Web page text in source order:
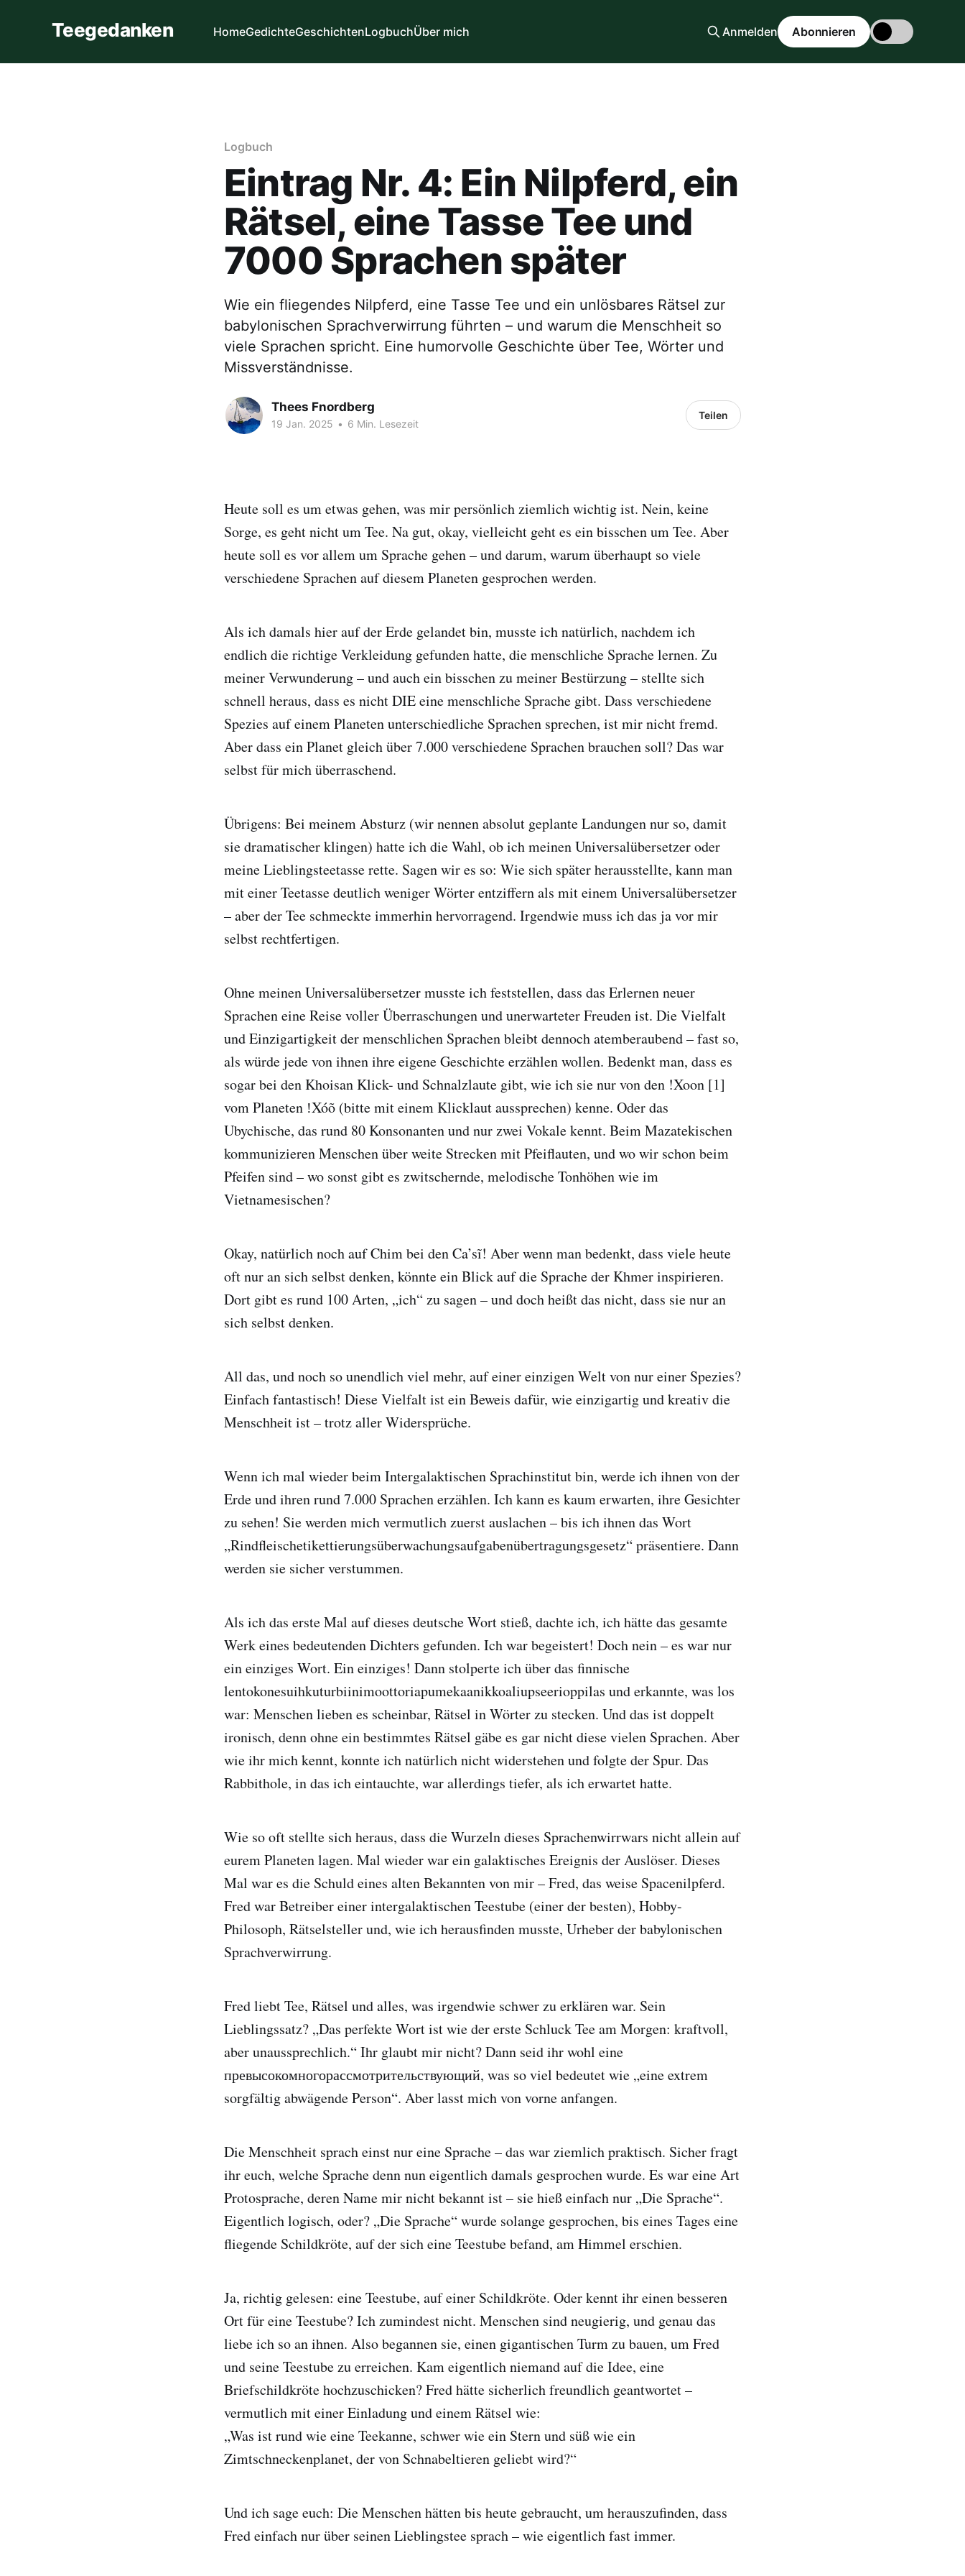
Teegedanken HomeGedichteGeschichtenLogbuchÜber mich Anmelden Abonnieren
Logbuch
Eintrag Nr. 4: Ein Nilpferd, ein
Rätsel, eine Tasse Tee und
7000 Sprachen später
Wie ein fliegendes Nilpferd, eine Tasse Tee und ein unlösbares Rätsel zur
babylonischen Sprachverwirrung führten – und warum die Menschheit so
viele Sprachen spricht. Eine humorvolle Geschichte über Tee, Wörter und
Missverständnisse.
Thees Fnordberg
19 Jan. 2025 • 6 Min. Lesezeit
Teilen
Heute soll es um etwas gehen, was mir persönlich ziemlich wichtig ist. Nein, keine
Sorge, es geht nicht um Tee. Na gut, okay, vielleicht geht es ein bisschen um Tee. Aber
heute soll es vor allem um Sprache gehen – und darum, warum überhaupt so viele
verschiedene Sprachen auf diesem Planeten gesprochen werden.
Als ich damals hier auf der Erde gelandet bin, musste ich natürlich, nachdem ich
endlich die richtige Verkleidung gefunden hatte, die menschliche Sprache lernen. Zu
meiner Verwunderung – und auch ein bisschen zu meiner Bestürzung – stellte sich
schnell heraus, dass es nicht DIE eine menschliche Sprache gibt. Dass verschiedene
Spezies auf einem Planeten unterschiedliche Sprachen sprechen, ist mir nicht fremd.
Aber dass ein Planet gleich über 7.000 verschiedene Sprachen brauchen soll? Das war
selbst für mich überraschend.
Übrigens: Bei meinem Absturz (wir nennen absolut geplante Landungen nur so, damit
sie dramatischer klingen) hatte ich die Wahl, ob ich meinen Universalübersetzer oder
meine Lieblingsteetasse rette. Sagen wir es so: Wie sich später herausstellte, kann man
mit einer Teetasse deutlich weniger Wörter entziffern als mit einem Universalübersetzer
– aber der Tee schmeckte immerhin hervorragend. Irgendwie muss ich das ja vor mir
selbst rechtfertigen.
Ohne meinen Universalübersetzer musste ich feststellen, dass das Erlernen neuer
Sprachen eine Reise voller Überraschungen und unerwarteter Freuden ist. Die Vielfalt
und Einzigartigkeit der menschlichen Sprachen bleibt dennoch atemberaubend – fast so,
als würde jede von ihnen ihre eigene Geschichte erzählen wollen. Bedenkt man, dass es
sogar bei den Khoisan Klick- und Schnalzlaute gibt, wie ich sie nur von den !Xoon [1]
vom Planeten ǃXóõ (bitte mit einem Klicklaut aussprechen) kenne. Oder das
Ubychische, das rund 80 Konsonanten und nur zwei Vokale kennt. Beim Mazatekischen
kommunizieren Menschen über weite Strecken mit Pfeiflauten, und wo wir schon beim
Pfeifen sind – wo sonst gibt es zwitschernde, melodische Tonhöhen wie im
Vietnamesischen?
Okay, natürlich noch auf Chim bei den Ca’sĩ! Aber wenn man bedenkt, dass viele heute
oft nur an sich selbst denken, könnte ein Blick auf die Sprache der Khmer inspirieren.
Dort gibt es rund 100 Arten, „ich“ zu sagen – und doch heißt das nicht, dass sie nur an
sich selbst denken.
All das, und noch so unendlich viel mehr, auf einer einzigen Welt von nur einer Spezies?
Einfach fantastisch! Diese Vielfalt ist ein Beweis dafür, wie einzigartig und kreativ die
Menschheit ist – trotz aller Widersprüche.
Wenn ich mal wieder beim Intergalaktischen Sprachinstitut bin, werde ich ihnen von der
Erde und ihren rund 7.000 Sprachen erzählen. Ich kann es kaum erwarten, ihre Gesichter
zu sehen! Sie werden mich vermutlich zuerst auslachen – bis ich ihnen das Wort
„Rindfleischetikettierungsüberwachungsaufgabenübertragungsgesetz“ präsentiere. Dann
werden sie sicher verstummen.
Als ich das erste Mal auf dieses deutsche Wort stieß, dachte ich, ich hätte das gesamte
Werk eines bedeutenden Dichters gefunden. Ich war begeistert! Doch nein – es war nur
ein einziges Wort. Ein einziges! Dann stolperte ich über das finnische
lentokonesuihkuturbiinimoottoriapumekaanikkoaliupseerioppilas und erkannte, was los
war: Menschen lieben es scheinbar, Rätsel in Wörter zu stecken. Und das ist doppelt
ironisch, denn ohne ein bestimmtes Rätsel gäbe es gar nicht diese vielen Sprachen. Aber
wie ihr mich kennt, konnte ich natürlich nicht widerstehen und folgte der Spur. Das
Rabbithole, in das ich eintauchte, war allerdings tiefer, als ich erwartet hatte.
Wie so oft stellte sich heraus, dass die Wurzeln dieses Sprachenwirrwars nicht allein auf
eurem Planeten lagen. Mal wieder war ein galaktisches Ereignis der Auslöser. Dieses
Mal war es die Schuld eines alten Bekannten von mir – Fred, das weise Spacenilpferd.
Fred war Betreiber einer intergalaktischen Teestube (einer der besten), Hobby-
Philosoph, Rätselsteller und, wie ich herausfinden musste, Urheber der babylonischen
Sprachverwirrung.
Fred liebt Tee, Rätsel und alles, was irgendwie schwer zu erklären war. Sein
Lieblingssatz? „Das perfekte Wort ist wie der erste Schluck Tee am Morgen: kraftvoll,
aber unaussprechlich.“ Ihr glaubt mir nicht? Dann seid ihr wohl eine
превысокомногорассмотрительствующий, was so viel bedeutet wie „eine extrem
sorgfältig abwägende Person“. Aber lasst mich von vorne anfangen.
Die Menschheit sprach einst nur eine Sprache – das war ziemlich praktisch. Sicher fragt
ihr euch, welche Sprache denn nun eigentlich damals gesprochen wurde. Es war eine Art
Protosprache, deren Name mir nicht bekannt ist – sie hieß einfach nur „Die Sprache“.
Eigentlich logisch, oder? „Die Sprache“ wurde solange gesprochen, bis eines Tages eine
fliegende Schildkröte, auf der sich eine Teestube befand, am Himmel erschien.
Ja, richtig gelesen: eine Teestube, auf einer Schildkröte. Oder kennt ihr einen besseren
Ort für eine Teestube? Ich zumindest nicht. Menschen sind neugierig, und genau das
liebe ich so an ihnen. Also begannen sie, einen gigantischen Turm zu bauen, um Fred
und seine Teestube zu erreichen. Kam eigentlich niemand auf die Idee, eine
Briefschildkröte hochzuschicken? Fred hätte sicherlich freundlich geantwortet –
vermutlich mit einer Einladung und einem Rätsel wie:
„Was ist rund wie eine Teekanne, schwer wie ein Stern und süß wie ein
Zimtschneckenplanet, der von Schnabeltieren geliebt wird?“
Und ich sage euch: Die Menschen hätten bis heute gebraucht, um herauszufinden, dass
Fred einfach nur über seinen Lieblingstee sprach – wie eigentlich fast immer.